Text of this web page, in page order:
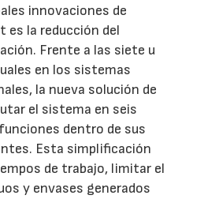
innovaciones de
es la reducción del
Frente a las siete u
en los sistemas
la nueva solución de
el sistema en seis
dentro de sus
Esta simplificación
de trabajo, limitar el
y envases generados